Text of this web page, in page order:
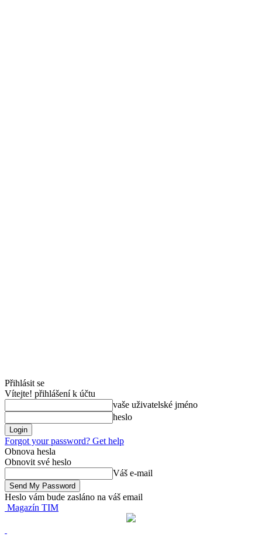
Přihlásit se
Vítejte! přihlášení k účtu
vaše uživatelské jméno
heslo
Forgot your password? Get help
Obnova hesla
Obnovit své heslo
Váš e-mail
Heslo vám bude zasláno na váš email
Magazín TIM